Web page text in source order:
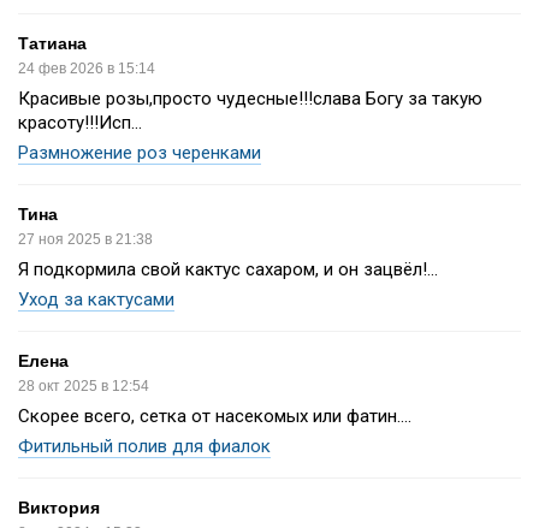
Татиана
24 фев 2026 в 15:14
Красивые розы,просто чудесные!!!слава Богу за такую
красоту!!!Исп...
Размножение роз черенками
Тина
27 ноя 2025 в 21:38
Я подкормила свой кактус сахаром, и он зацвёл!...
Уход за кактусами
Елена
28 окт 2025 в 12:54
Скорее всего, сетка от насекомых или фатин....
Фитильный полив для фиалок
Виктория